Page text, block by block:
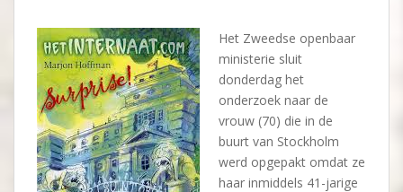
Het Zweedse openbaar
ministerie sluit
donderdag het
onderzoek naar de
vrouw (70) die in de
buurt van Stockholm
werd opgepakt omdat ze
haar inmiddels 41-jarige